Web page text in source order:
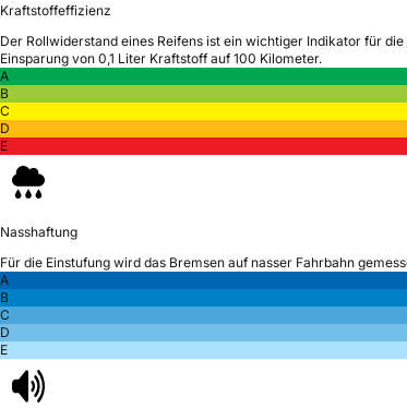
Kraftstoffeffizienz
Der Rollwiderstand eines Reifens ist ein wichtiger Indikator für
Einsparung von 0,1 Liter Kraftstoff auf 100 Kilometer.
A
B
C
D
E
Nasshaftung
Für die Einstufung wird das Bremsen auf nasser Fahrbahn
A
B
C
D
E